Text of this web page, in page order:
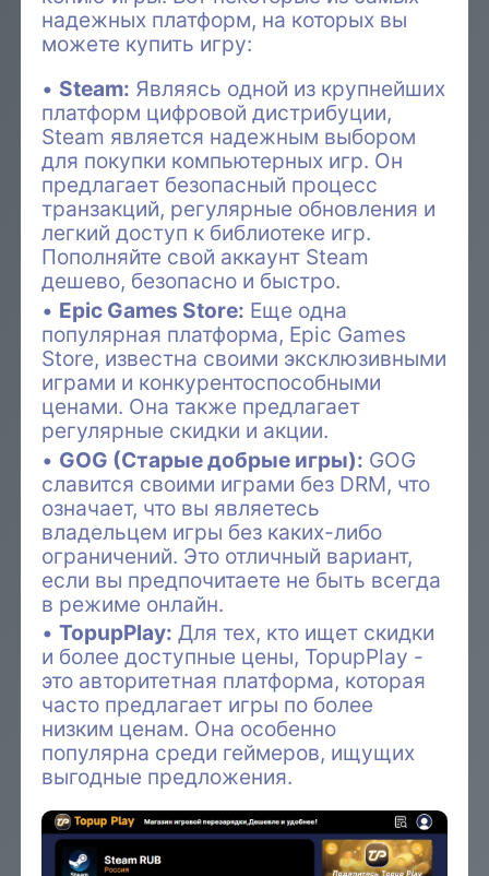
надежных платформ, на которых вы
можете купить игру:
Steam: Являясь одной из крупнейших
платформ цифровой дистрибуции,
Steam является надежным выбором
для покупки компьютерных игр. Он
предлагает безопасный процесс
транзакций, регулярные обновления и
легкий доступ к библиотеке игр.
Пополняйте свой аккаунт Steam
дешево, безопасно и быстро.
Epic Games Store: Еще одна
популярная платформа, Epic Games
Store, известна своими эксклюзивными
играми и конкурентоспособными
ценами. Она также предлагает
регулярные скидки и акции.
GOG (Старые добрые игры): GOG
славится своими играми без DRM, что
означает, что вы являетесь
владельцем игры без каких-либо
ограничений. Это отличный вариант,
если вы предпочитаете не быть всегда
в режиме онлайн.
TopupPlay: Для тех, кто ищет скидки
и более доступные цены, TopupPlay -
это авторитетная платформа, которая
часто предлагает игры по более
низким ценам. Она особенно
популярна среди геймеров, ищущих
выгодные предложения.